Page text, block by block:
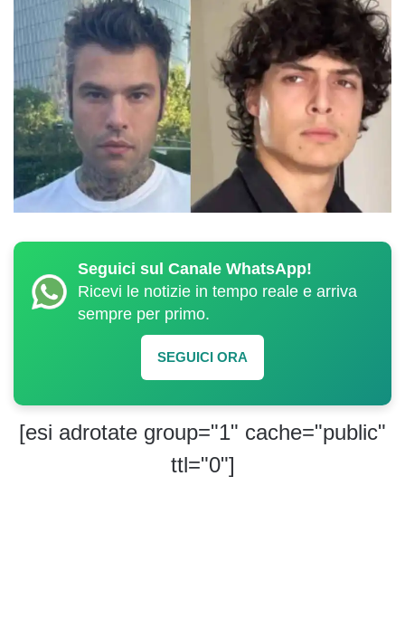
Seguici sul Canale WhatsApp!
Ricevi le notizie in tempo reale e arriva
sempre per primo.
SEGUICI ORA
[esi adrotate group="1" cache="public"
ttl="0"]